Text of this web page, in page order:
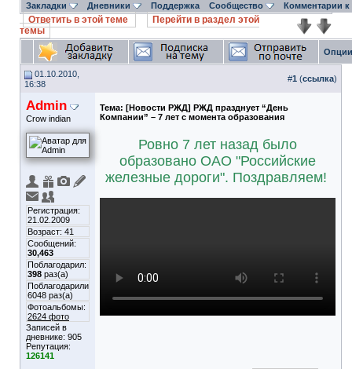
Закладки Дневники Поддержка Сообщество Комментарии
Ответить в этой теме
Перейти в раздел этой
темы
01.10.2010,
16:38
#1 (ссылка)
Admin
Crow indian
Регистрация:
21.02.2009
Возраст: 41
Сообщений:
30,463
Поблагодарил:
398 раз(а)
Поблагодарили
6048 раз(а)
Фотоальбомы:
2624 фото
Записей в
дневнике: 905
Репутация:
126141
Тема: [Новости РЖД] РЖД празднует “День
Компании” – 7 лет с момента образования
Ровно 7 лет назад было
образовано ОАО "Российские
железные дороги". Поздравляем!